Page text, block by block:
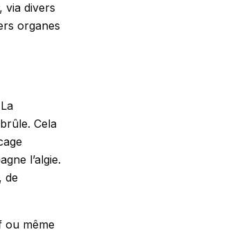
via divers
organes
Cela
l’algie.
de
ou même